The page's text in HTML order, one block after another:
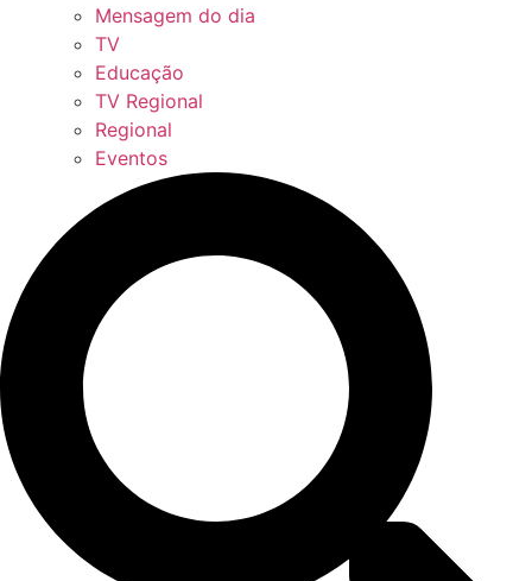
Mensagem do dia
TV
Educação
TV Regional
Regional
Eventos